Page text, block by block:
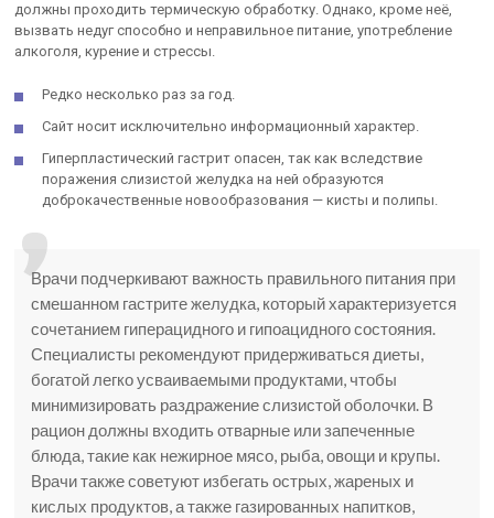
должны проходить термическую обработку. Однако, кроме неё,
вызвать недуг способно и неправильное питание, употребление
алкоголя, курение и стрессы.
Редко несколько раз за год.
Сайт носит исключительно информационный характер.
Гиперпластический гастрит опасен, так как вследствие
поражения слизистой желудка на ней образуются
доброкачественные новообразования — кисты и полипы.
Врачи подчеркивают важность правильного питания при
смешанном гастрите желудка, который характеризуется
сочетанием гиперацидного и гипоацидного состояния.
Специалисты рекомендуют придерживаться диеты,
богатой легко усваиваемыми продуктами, чтобы
минимизировать раздражение слизистой оболочки. В
рацион должны входить отварные или запеченные
блюда, такие как нежирное мясо, рыба, овощи и крупы.
Врачи также советуют избегать острых, жареных и
кислых продуктов, а также газированных напитков,